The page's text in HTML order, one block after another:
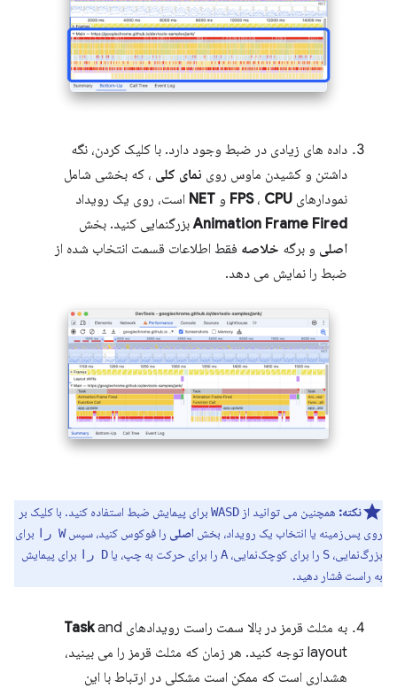
داده های زیادی در ضبط وجود دارد. با کلیک کردن، نگه
داشتن و کشیدن ماوس روی نمای کلی ، که بخشی شامل
نمودارهای
FPS، CPU و NET است، روی یک رویداد
Animation Frame Firedبزرگنمایی کنید. بخش
اصلی و برگه خلاصه فقط اطلاعات قسمت انتخاب شده از
ضبط را نمایش می دهد.
نکته: همچنین می توانید از WASD برای پیمایش ضبط استفاده کنید. با کلیک بر
روی پس‌زمینه یا انتخاب یک رویداد، بخش اصلی را فوکوس کنید، سپسW را
برای
بزرگ‌نمایی، S را برای کوچک‌نمایی، A را برای حرکت به چپ، یا D را
برای پیمایش
به راست فشار دهید.
به مثلث قرمز در بالا سمت راست رویدادهای Taskand
layout توجه کنید. هر زمان که مثلث قرمز را می بینید،
هشداری است که ممکن است مشکلی در ارتباط با این